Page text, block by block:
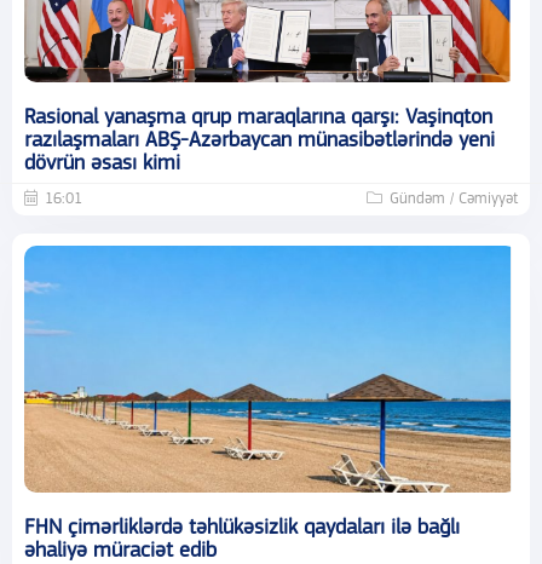
Rasional yanaşma qrup maraqlarına qarşı: Vaşinqton
razılaşmaları ABŞ-Azərbaycan münasibətlərində yeni
dövrün əsası kimi
16:01 Gündəm / Cəmiyyət
FHN çimərliklərdə təhlükəsizlik qaydaları ilə bağlı
əhaliyə müraciət edib